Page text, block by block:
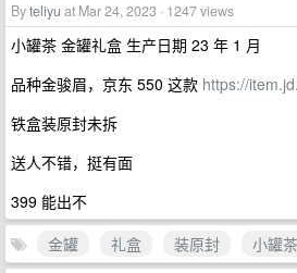
Byteliyu at Mar 24, 2023 · 1247 views
小罐茶 金罐礼盒 生产日期 23 年 1 月
品种金骏眉，京东 550 这款 https://
铁盒装原封未拆
送人不错，挺有面
399 能出不
金罐
礼盒 装原封
小罐茶